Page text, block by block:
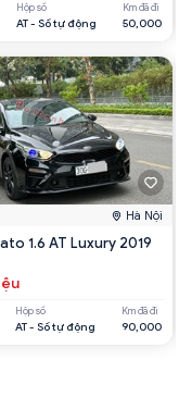
Hộp số
AT - Số tự động
Km đã đi
50,000
Hà Nội
1.6 AT Luxury 2019
Hộp số
AT - Số tự động
Km đã đi
90,000